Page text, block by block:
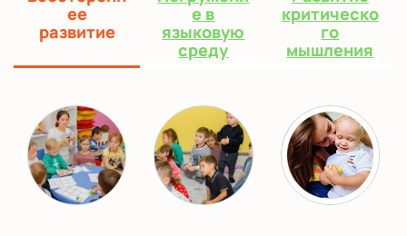
ее
развитие
е в
языковую
среду
критическо
го
мышления